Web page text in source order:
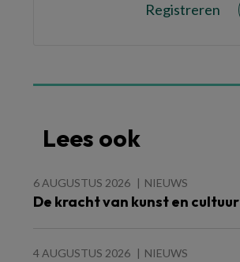
Registreren
Lees ook
6 AUGUSTUS 2026 NIEUWS
De kracht van kunst en cultuur
4 AUGUSTUS 2026 NIEUWS